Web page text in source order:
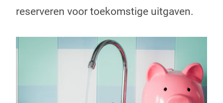
reserveren voor toekomstige uitgaven.